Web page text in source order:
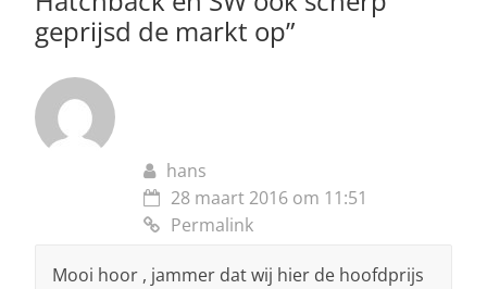
geprijsd de markt op”
hans
28 maart 2016 om 11:51
Permalink
Mooi hoor , jammer dat wij hier de hoofdprijs